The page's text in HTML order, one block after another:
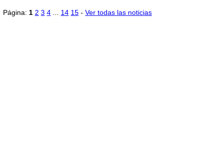
Página: 1 2 3 4 14 15 - Ver todas las noticias